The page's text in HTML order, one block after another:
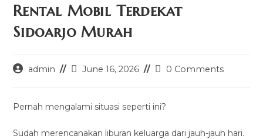
Rental Mobil Terdekat
Sidoarjo Murah
Postadmin
PostJune 16, 2026
Post0 Comments
Pernah mengalami situasi seperti ini?
Sudah merencanakan liburan keluarga dari jauh-jauh hari.